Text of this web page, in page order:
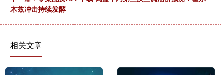
木兹冲击持续发酵
相关文章